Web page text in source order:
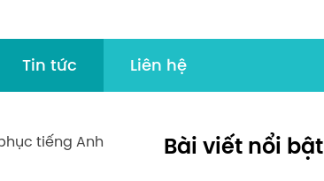
Tin tức Liên hệ
tiếng Anh Bài viết nổi bật